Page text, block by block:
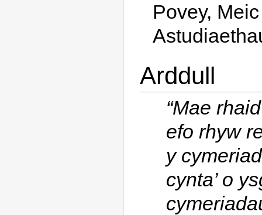
Povey,
Arddull
“Mae
efo rhyw
y
cynta’ o